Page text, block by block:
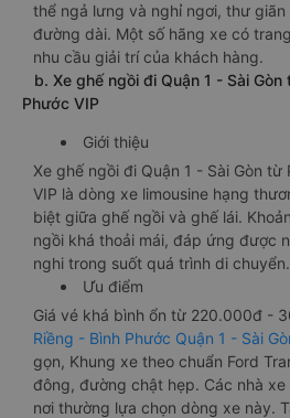
thể ngả lưng và nghỉ ngơi, thư
đường dài. Một số hãng xe có
nhu cầu giải trí của khách hàng.
b. Xe ghế ngồi đi Quận 1 - Sài Gòn
Phước VIP
Giới thiệu
Xe ghế ngồi đi Quận 1 - Sài Gòn từ
VIP là dòng xe limousine hạng
biệt giữa ghế ngồi và ghế lái.
ngồi khá thoải mái, đáp ứng được
nghi trong suốt quá trình di chuyển.
Ưu điểm
Giá vé khá bình ổn từ 220.000đ -
Riềng - Bình Phước Quận 1 - Sài
gọn, Khung xe theo chuẩn Ford
đông, đường chật hẹp. Các nhà
nơi thường lựa chọn dòng xe này.